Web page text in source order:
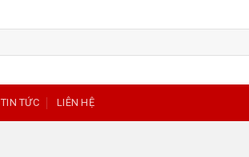
TIN TỨC LIÊN HỆ